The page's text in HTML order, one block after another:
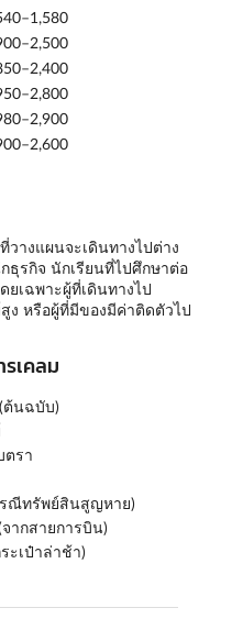
างแผนจะเดินทางไปต่าง
ธุรกิจ นักเรียนที่ไปศึกษาต่อ
ยเฉพาะผู้ที่เดินทางไป
ง หรือผู้ที่มีของมีค่าติดตัวไป
เคลม
ต้นฉบับ)
ตรา
รณีทรัพย์สินสูญหาย)
ากสายการบิน)
ะเป๋าล่าช้า)